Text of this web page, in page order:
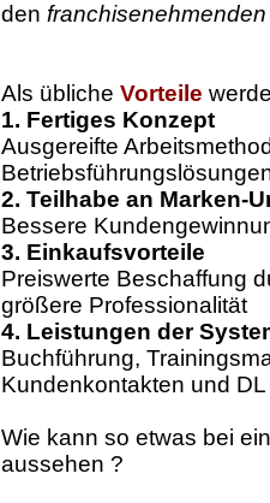
den franchisenehmenden
Als übliche Vorteile
1. Fertiges Konzept
Ausgereifte
2. Teilhabe an Marken-
Bessere
3. Einkaufsvorteile
Preiswerte Beschaffung
größere Professionalität
4. Leistungen der
Buchführung,
Kundenkontakten und DL
Wie kann so etwas bei
aussehen ?